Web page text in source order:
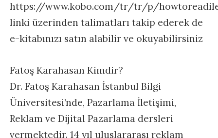
https://www.kobo.com/tr/tr/p/
linki üzerinden talimatları takip ederek de
e-kitabınızı satın alabilir ve okuyabilirsiniz
Fatoş Karahasan Kimdir?
Dr. Fatoş Karahasan İstanbul Bilgi
Üniversitesi’nde, Pazarlama İletişimi,
Reklam ve Dijital Pazarlama dersleri
vermektedir. 14 yıl uluslararası reklam